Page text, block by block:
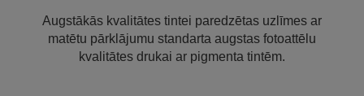
Augstākās kvalitātes tintei paredzētas uzlīmes ar
matētu pārklājumu standarta augstas fotoattēlu
kvalitātes drukai ar pigmenta tintēm.